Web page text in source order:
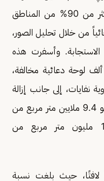
"عدسة بلدي" – التي تغطي أكثر من 90% من المناطق
من خلال تحليل الصور،
الاستجابة. وأسفرت هذه
الجهود عن إزالة أكثر من 575 ألف لوحة دعائية مخالفة،
نفايات، إلى جانب إزالة
45 ألف مركبة تالفة، وإصلاح نحو 9.4 ملايين متر مربع من
حفر الشوارع، وما يفوق 161 مليون متر مربع من
حيث بلغت نسبة